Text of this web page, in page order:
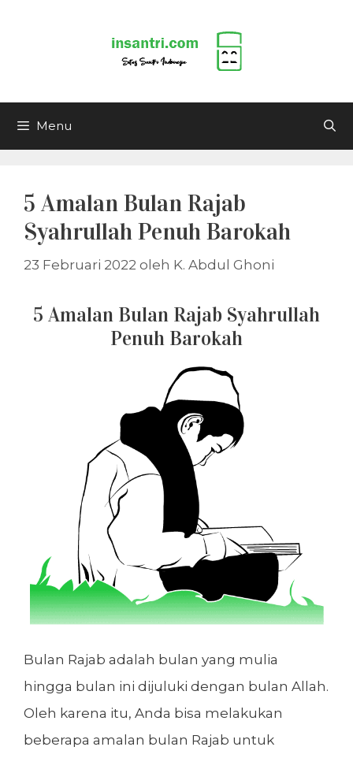
Menu
5 Amalan Bulan Rajab
Syahrullah Penuh Barokah
23 Februari 2022 oleh K. Abdul Ghoni
5 Amalan Bulan Rajab Syahrullah
Penuh Barokah
Bulan Rajab adalah bulan yang mulia
hingga bulan ini dijuluki dengan bulan Allah.
Oleh karena itu, Anda bisa melakukan
beberapa amalan bulan Rajab untuk